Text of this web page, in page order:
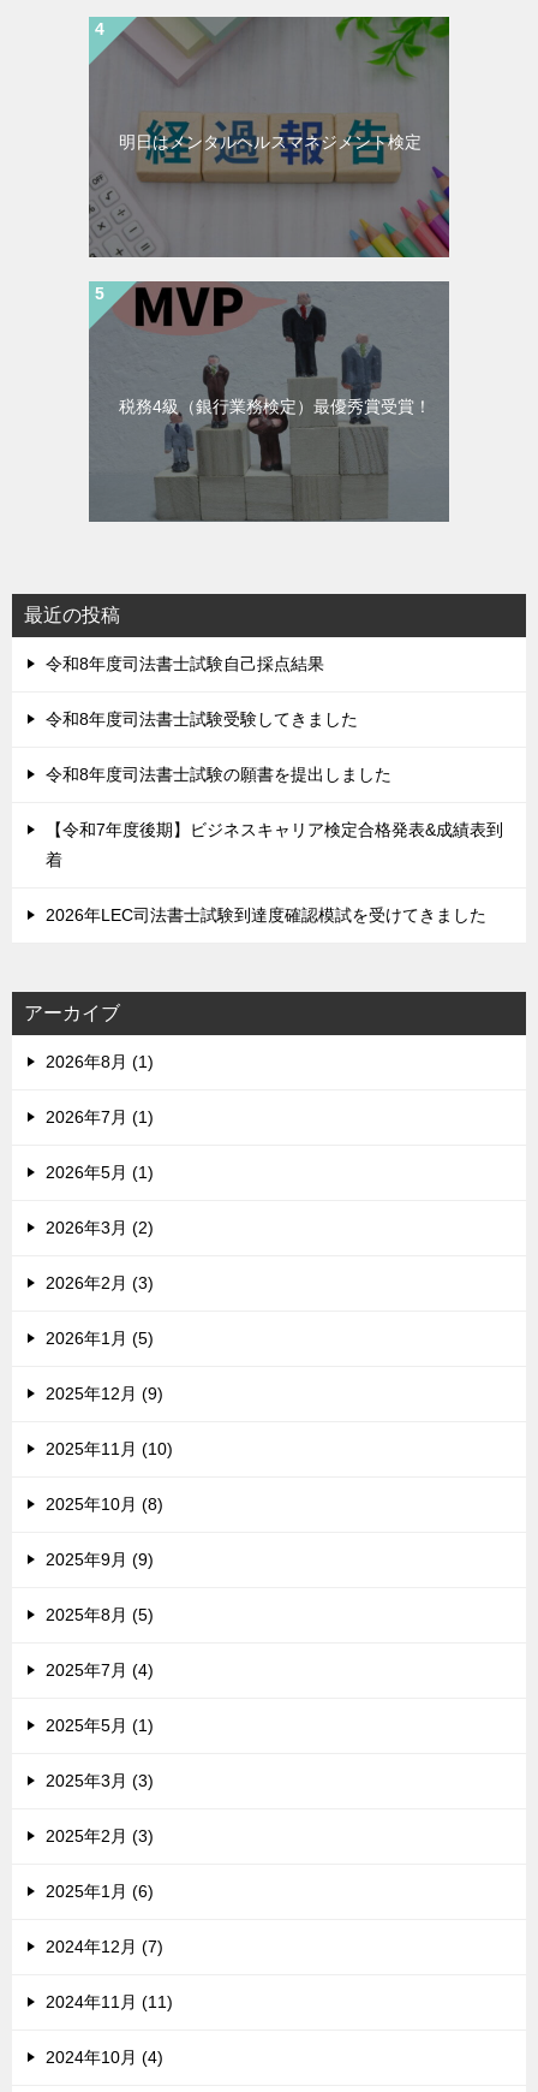
明日はメンタルヘルスマネジメント検定
税務4級（銀行業務検定）最優秀賞受賞！
最近の投稿
令和8年度司法書士試験自己採点結果
令和8年度司法書士試験受験してきました
令和8年度司法書士試験の願書を提出しました
【令和7年度後期】ビジネスキャリア検定合格発表&成績表到
着
2026年LEC司法書士試験到達度確認模試を受けてきました
アーカイブ
2026年8月 (1)
2026年7月 (1)
2026年5月 (1)
2026年3月 (2)
2026年2月 (3)
2026年1月 (5)
2025年12月 (9)
2025年11月 (10)
2025年10月 (8)
2025年9月 (9)
2025年8月 (5)
2025年7月 (4)
2025年5月 (1)
2025年3月 (3)
2025年2月 (3)
2025年1月 (6)
2024年12月 (7)
2024年11月 (11)
2024年10月 (4)